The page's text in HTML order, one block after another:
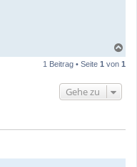
a
c
1 Beitrag • Seite 1 von 1
Gehe zu